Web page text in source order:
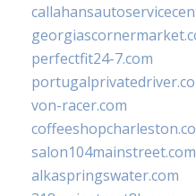
perfectfit24-7.com
von-racer.com
salon104mainstreet.com
alkaspringswater.com